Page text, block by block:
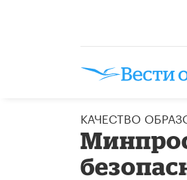
КАЧЕСТВО